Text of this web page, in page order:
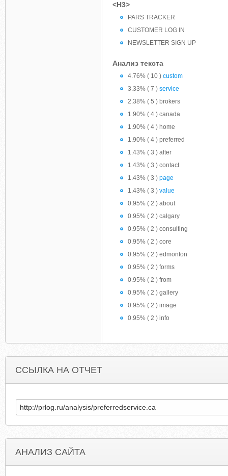
<H3>
PARS TRACKER
CUSTOMER LOG IN
NEWSLETTER SIGN UP
Анализ текста
4.76% ( 10 ) custom
3.33% ( 7 ) service
2.38% ( 5 ) brokers
1.90% ( 4 ) canada
1.90% ( 4 ) home
1.90% ( 4 ) preferred
1.43% ( 3 ) after
1.43% ( 3 ) contact
1.43% ( 3 ) page
1.43% ( 3 ) value
0.95% ( 2 ) about
0.95% ( 2 ) calgary
0.95% ( 2 ) consulting
0.95% ( 2 ) core
0.95% ( 2 ) edmonton
0.95% ( 2 ) forms
0.95% ( 2 ) from
0.95% ( 2 ) gallery
0.95% ( 2 ) image
0.95% ( 2 ) info
ССЫЛКА НА ОТЧЕТ
АНАЛИЗ САЙТА